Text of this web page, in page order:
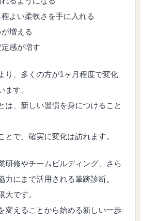
よい柔軟さを手に入れる
増える
感が増す
り、多くの方が1ヶ月程度で変化
ます。
は、新しい習慣を身につけること
とで、確実に変化は訪れます。
研修やチームビルディング、さら
力にまで活用される筆跡診断。
大です。
変えることから始める新しい一歩